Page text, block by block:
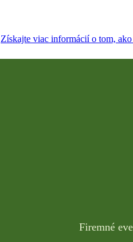
Získajte viac informácií o tom,
Firemné